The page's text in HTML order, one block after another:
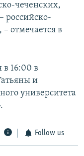
чеченских,
российско-
отмечается в
в 16:00 в
и
университета
Follow us